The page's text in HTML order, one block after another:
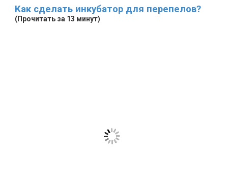
Как сделать инкубатор для перепелов?
(Прочитать за 13 минут)